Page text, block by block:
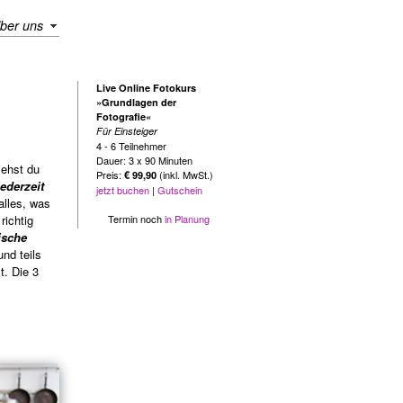
uns
du
was
teils
Die 3
Live Online Fotokurs
»Grundlagen der
Fotografie«
Für Einsteiger
4 - 6 Teilnehmer
Dauer: 3 x 90 Minuten
Preis: € 99,90 (inkl. MwSt.)
jetzt buchen | Gutschein
Termin nochin Planung